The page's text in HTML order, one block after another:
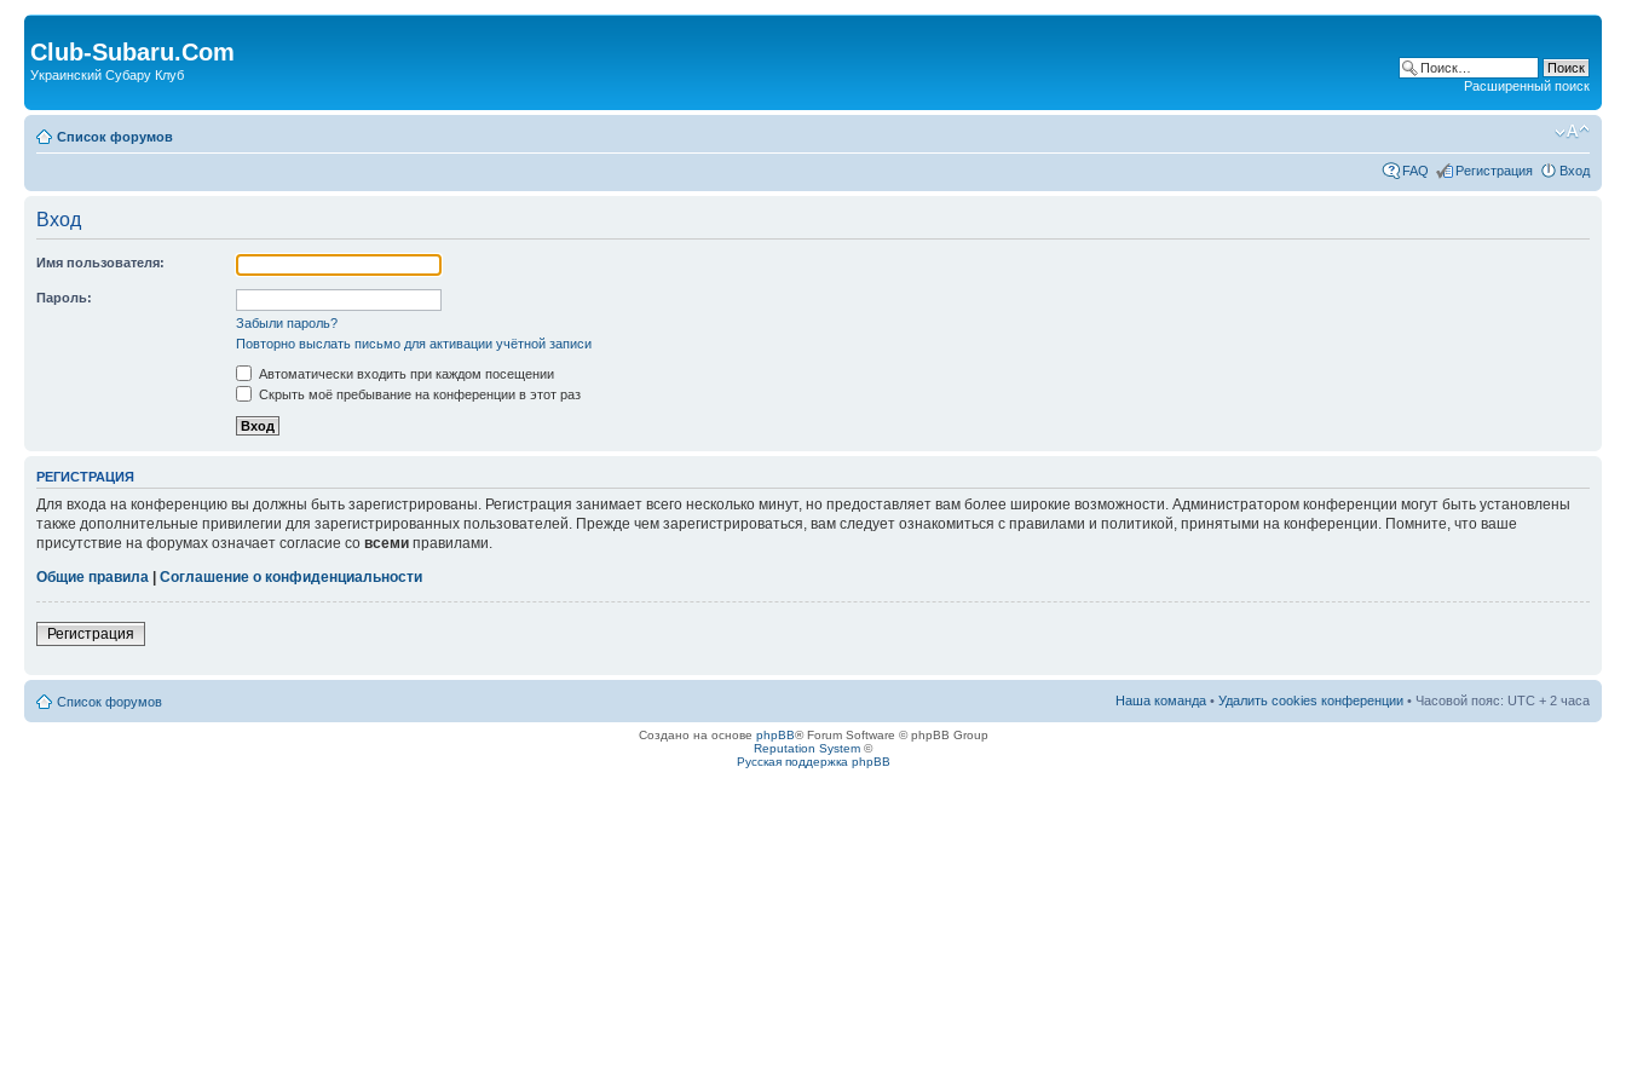
Club-Subaru.Com
Украинский Субару Клуб
Расширенный поиск
Список форумов
FAQ Регистрация Вход
Вход
Имя пользователя:
Пароль:
Забыли пароль?
Повторно выслать письмо для активации учётной записи
Автоматически входить при каждом посещении
Скрыть моё пребывание на конференции в этот раз
РЕГИСТРАЦИЯ
Для входа на конференцию вы должны быть зарегистрированы. Регистрация занимает всего несколько минут, но предоставляет вам более широкие возможности. Администратором конференции могут быть установлены
также дополнительные привилегии для зарегистрированных пользователей. Прежде чем зарегистрироваться, вам следует ознакомиться с правилами и политикой, принятыми на конференции. Помните, что ваше
присутствие на форумах означает согласие со всеми правилами.
Общие правила
Соглашение о конфиденциальности
Регистрация
Список форумов Наша команда • Удалить cookies конференции • Часовой пояс: UTC + 2 часа
Создано на основе phpBB® Forum Software © phpBB Group
Reputation System ©
Русская поддержка phpBB